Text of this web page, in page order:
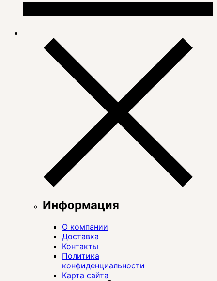
Информация
О компании
Доставка
Контакты
Политика
конфиденциальности
Карта сайта